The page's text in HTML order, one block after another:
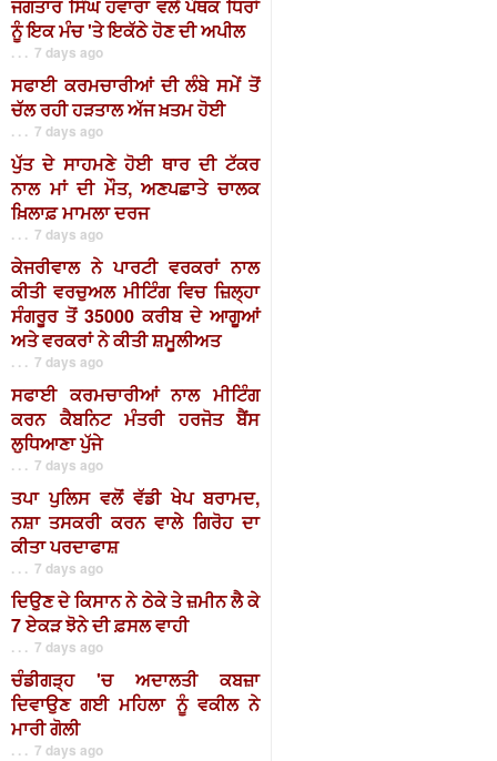
ਜਗਤਾਰ ਸਿੰਘ ਹਵਾਰਾ ਵਲੋਂ ਪੰਥਕ ਧਿਰਾਂ
ਨੂੰ ਇਕ ਮੰਚ 'ਤੇ ਇਕੱਠੇ ਹੋਣ ਦੀ ਅਪੀਲ
. . . 7 days ago
ਸਫਾਈ ਕਰਮਚਾਰੀਆਂ ਦੀ ਲੰਬੇ ਸਮੇਂ ਤੋਂ
ਚੱਲ ਰਹੀ ਹੜਤਾਲ ਅੱਜ ਖ਼ਤਮ ਹੋਈ
. . . 7 days ago
ਪੁੱਤ ਦੇ ਸਾਹਮਣੇ ਹੋਈ ਥਾਰ ਦੀ ਟੱਕਰ
ਨਾਲ ਮਾਂ ਦੀ ਮੌਤ, ਅਣਪਛਾਤੇ ਚਾਲਕ
ਖ਼ਿਲਾਫ਼ ਮਾਮਲਾ ਦਰਜ
. . . 7 days ago
ਕੇਜਰੀਵਾਲ ਨੇ ਪਾਰਟੀ ਵਰਕਰਾਂ ਨਾਲ
ਕੀਤੀ ਵਰਚੁਅਲ ਮੀਟਿੰਗ ਵਿਚ ਜ਼ਿਲ੍ਹਾ
ਸੰਗਰੂਰ ਤੋਂ 35000 ਕਰੀਬ ਦੇ ਆਗੂਆਂ
ਅਤੇ ਵਰਕਰਾਂ ਨੇ ਕੀਤੀ ਸ਼ਮੂਲੀਅਤ
. . . 7 days ago
ਸਫਾਈ ਕਰਮਚਾਰੀਆਂ ਨਾਲ ਮੀਟਿੰਗ
ਕਰਨ ਕੈਬਨਿਟ ਮੰਤਰੀ ਹਰਜੋਤ ਬੈਂਸ
ਲੁਧਿਆਣਾ ਪੁੱਜੇ
. . . 7 days ago
ਤਪਾ ਪੁਲਿਸ ਵਲੋਂ ਵੱਡੀ ਖੇਪ ਬਰਾਮਦ,
ਨਸ਼ਾ ਤਸਕਰੀ ਕਰਨ ਵਾਲੇ ਗਿਰੋਹ ਦਾ
ਕੀਤਾ ਪਰਦਾਫਾਸ਼
. . . 7 days ago
ਦਿਉਣ ਦੇ ਕਿਸਾਨ ਨੇ ਠੇਕੇ ਤੇ ਜ਼ਮੀਨ ਲੈ ਕੇ
7 ਏਕੜ ਝੋਨੇ ਦੀ ਫ਼ਸਲ ਵਾਹੀ
. . . 7 days ago
ਚੰਡੀਗੜ੍ਹ 'ਚ ਅਦਾਲਤੀ ਕਬਜ਼ਾ
ਦਿਵਾਉਣ ਗਈ ਮਹਿਲਾ ਨੂੰ ਵਕੀਲ ਨੇ
ਮਾਰੀ ਗੋਲੀ
. . . 7 days ago